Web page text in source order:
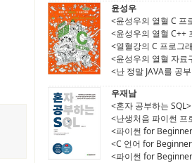
윤성우
<윤성우의 열혈 C 프
<윤성우의 열혈 C++
<열혈강의 C 프로그
<윤성우의 열혈 자료
<난 정말 JAVA를 공
우재남
<혼자 공부하는 SQL>
<난생처음 파이썬 프
<파이썬 for
<C 언어 for
<파이썬 for